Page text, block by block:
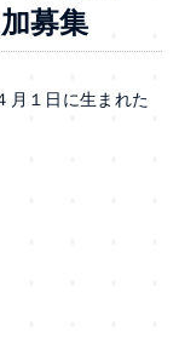
募集
１日に生まれた